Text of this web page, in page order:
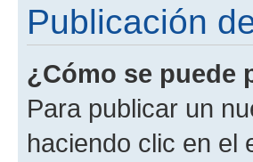
Publicación
¿Cómo se puede
Para publicar un
haciendo clic en el